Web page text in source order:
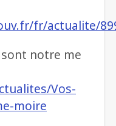
fr/actualite/
notre me
Vos-
moire